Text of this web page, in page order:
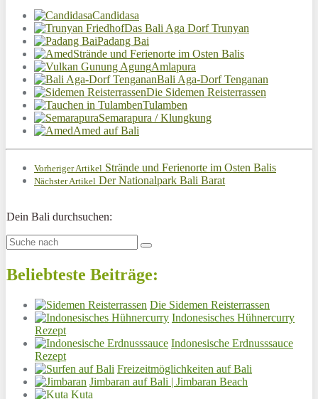
Candidasa
Das Bali Aga Dorf Trunyan
Padang Bai
Strände und Ferienorte im Osten Balis
Amlapura
Bali Aga-Dorf Tenganan
Die Sidemen Reisterrassen
Tulamben
Semarapura / Klungkung
Amed auf Bali
Vorheriger Artikel Strände und Ferienorte im Osten Balis
Nächster Artikel Der Nationalpark Bali Barat
Dein Bali durchsuchen:
Beliebteste Beiträge:
Die Sidemen Reisterrassen
Indonesisches Hühnercurry
Rezept
Indonesische Erdnusssauce
Rezept
Freizeitmöglichkeiten auf Bali
Jimbaran auf Bali | Jimbaran Beach
Kuta